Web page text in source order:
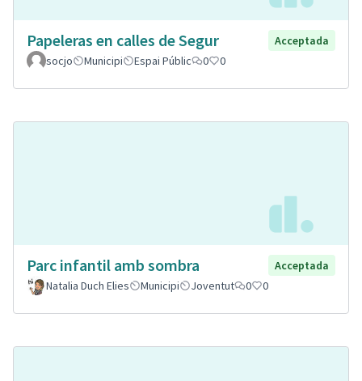
Papeleras en calles de Segur
Acceptada
socjo
Municipi Espai Públic 0 0
Parc infantil amb sombra
Acceptada
Natalia Duch Elies
Municipi Joventut 0 0